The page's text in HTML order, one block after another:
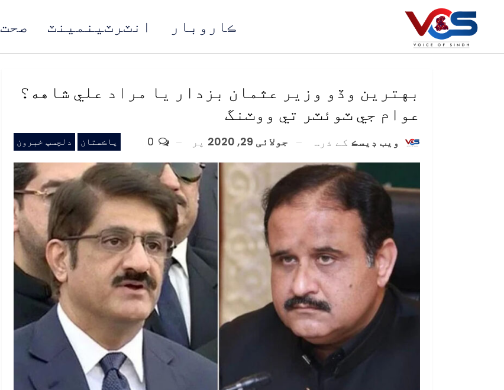
صحت انٽرٽينمينٽ ڪاروبار
بهترين وڏو وزير عثمان بزدار يا مراد علي شاهه؟
عوام جي ٽوئٽر تي ووٽنگ
پاڪستان دلچسپ خبرون ويب ڊيسڪ کے ذریعہ جولائی 29, 2020 پر